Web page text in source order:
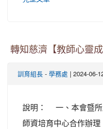
轉知慈濟【教師心靈
訓育組長 - 學務處 | 2024-06-
說明： 一、本會暨所
師資培育中心合作辦